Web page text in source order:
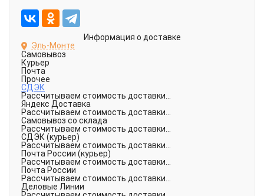
Информация о доставке
Эль-Монте
Самовывоз
Курьер
Почта
Прочее
СДЭК
Рассчитываем стоимость доставки...
Яндекс Доставка
Рассчитываем стоимость доставки...
Самовывоз со склада
Рассчитываем стоимость доставки...
СДЭК (курьер)
Рассчитываем стоимость доставки...
Почта России (курьер)
Рассчитываем стоимость доставки...
Почта России
Рассчитываем стоимость доставки...
Деловые Линии